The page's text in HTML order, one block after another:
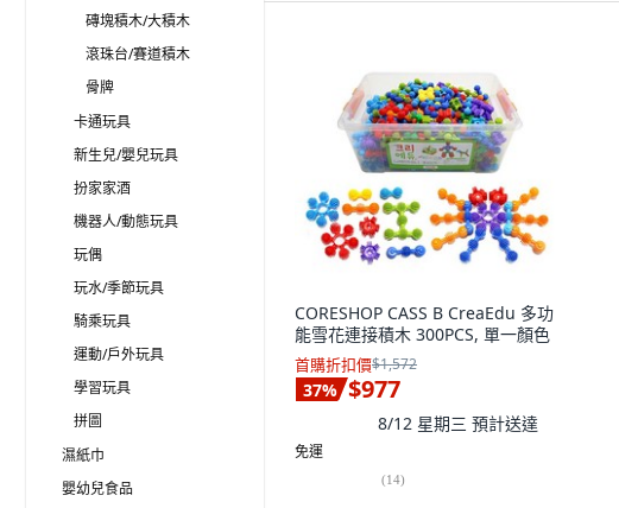
磚塊積木/大積木
滾珠台/賽道積木
骨牌
卡通玩具
新生兒/嬰兒玩具
扮家家酒
機器人/動態玩具
玩偶
玩水/季節玩具
騎乘玩具
運動/戶外玩具
學習玩具
拼圖
濕紙巾
嬰幼兒食品
CORESHOP CASS B CreaEdu 多功
能雪花連接積木 300PCS, 單一顏色
首購折扣價$1,572
37% $977
8/12 星期三 預計送達
免運
(14)